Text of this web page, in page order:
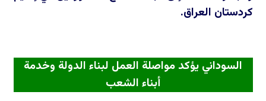
كردستان العراق.
السوداني يؤكد مواصلة العمل لبناء الدولة وخدمة
أبناء الشعب